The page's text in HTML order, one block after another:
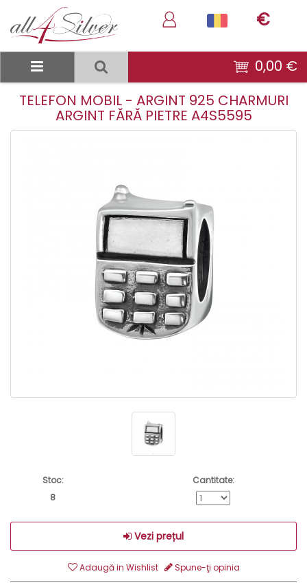
€
0,00 €
TELEFON MOBIL - ARGINT 925 CHARMURI
ARGINT FĂRĂ PIETRE A4S5595
Stoc:
8
Cantitate:
Vezi prețul
Adaugă in Wishlist Spune-ţi opinia